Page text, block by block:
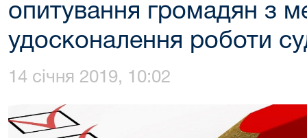
опитування громадян з
удосконалення роботи
14 січня 2019, 10:02